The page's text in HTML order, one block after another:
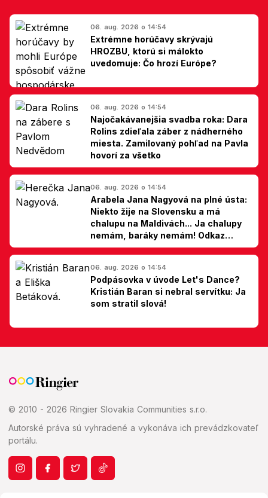
06. aug. 2026 o 14:54
Extrémne horúčavy skrývajú
HROZBU, ktorú si málokto
uvedomuje: Čo hrozí Európe?
06. aug. 2026 o 14:54
Najočakávanejšia svadba roka: Dara
Rolins zdieľala záber z nádherného
miesta. Zamilovaný pohľad na Pavla
hovorí za všetko
06. aug. 2026 o 14:54
Arabela Jana Nagyová na plné ústa:
Niekto žije na Slovensku a má
chalupu na Maldivách... Ja chalupy
nemám, baráky nemám! Odkaz
Slovákom
06. aug. 2026 o 14:54
Podpásovka v úvode Let's Dance?
Kristián Baran si nebral servítku: Ja
som stratil slová!
© 2010 - 2026 Ringier Slovakia Communities s.r.o.
Autorské práva sú vyhradené a vykonáva ich prevádzkovateľ
portálu.